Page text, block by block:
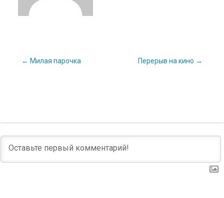
Post
← Милая парочка Перерыв на кино →